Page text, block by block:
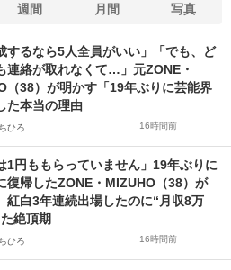
週間 月間 写真
するなら5人全員がいい」「でも、ど
連絡が取れなくて…」元ZONE・
（38）が明かす「19年ぶりに芸能界
た本当の理由
ひろ 16時間前
1円ももらっていません」19年ぶりに
復帰したZONE・MIZUHO（38）が
紅白3年連続出場したのに“月収8万
絶頂期
ひろ 16時間前